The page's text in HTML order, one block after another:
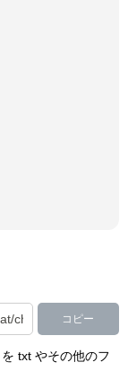
コピー
txt やその他のフ